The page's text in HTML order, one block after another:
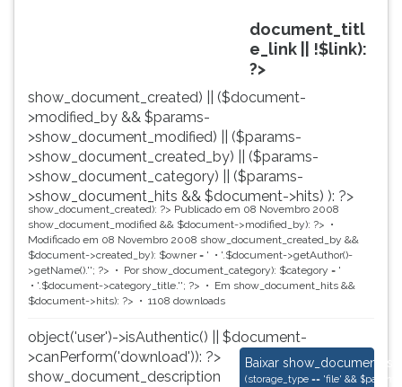
document_titl
e_link || !$link):
?>
show_document_created) || ($document-
>modified_by && $params-
>show_document_modified) || ($params-
>show_document_created_by) || ($params-
>show_document_category) || ($params-
>show_document_hits && $document->hits) ): ?>
show_document_created): ?> Publicado em 08 Novembro 2008
show_document_modified && $document->modified_by): ?>
Modificado em 08 Novembro 2008 show_document_created_by &&
$document->created_by): $owner = '
'.$document->getAuthor()-
>getName().''; ?> Por show_document_category): $category = '
'.$document->category_title.''; ?> Em show_document_hits &&
$document->hits): ?>
1108 downloads
object('user')->isAuthentic() || $document-
>canPerform('download')): ?>
Baixar Jose de Alencar -
(storage_type == 'file' &&
show_document_description